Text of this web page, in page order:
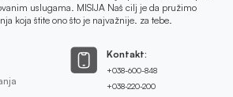
uslugama. MISIJA Naš cilj je da pružimo
koja štite ono što je najvažnije. za tebe.
Kontakt:
+038-600-848
+038-220-200